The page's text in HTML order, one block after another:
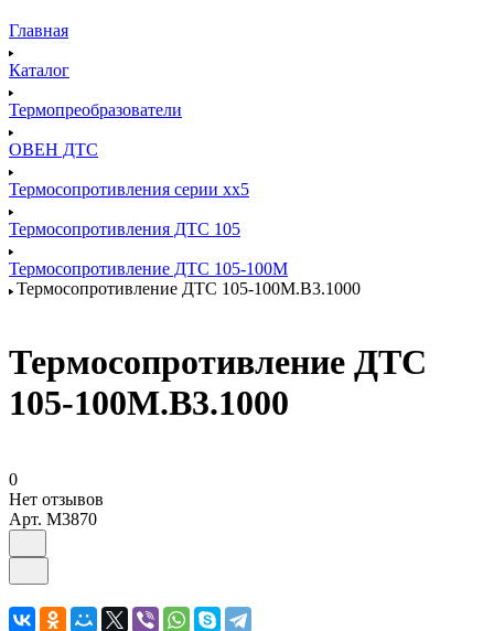
Главная
Каталог
Термопреобразователи
ОВЕН ДТС
Термосопротивления серии хх5
Термосопротивления ДТС 105
Термосопротивление ДТС 105-100М
Термосопротивление ДТС 105-100М.В3.1000
Термосопротивление ДТС
105-100М.В3.1000
0
Нет отзывов
Арт. M3870